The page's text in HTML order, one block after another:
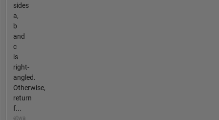
sides
a,
b
and
c
is
right-
angled.
Otherwise,
return
f...
etwa